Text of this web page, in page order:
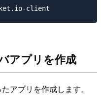
アプリを作成
アプリを作成します。